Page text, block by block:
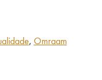
, Omraam